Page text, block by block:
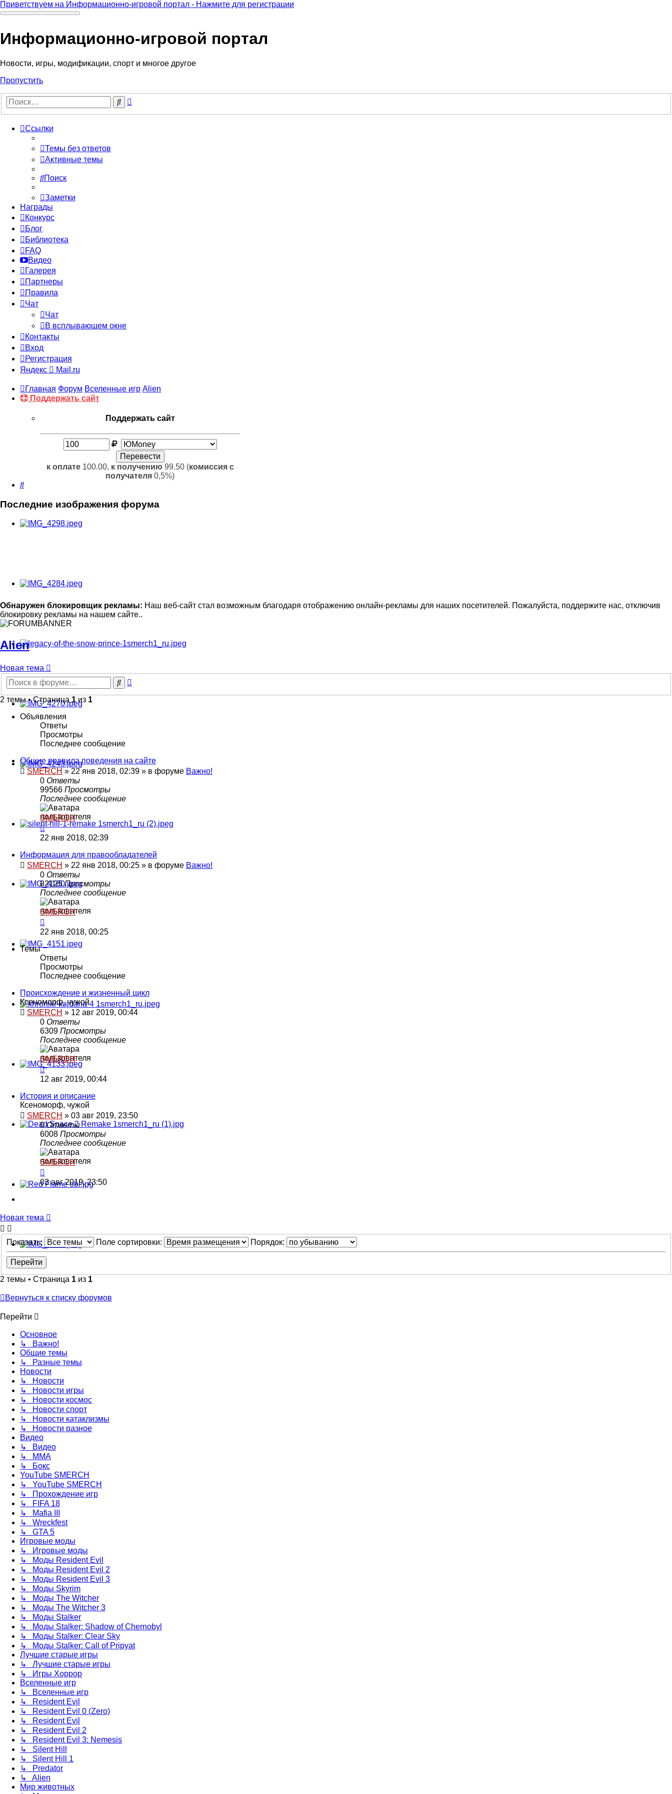
Приветствуем на Информационно-игровой портал - Нажмите для регистрации
Информационно-игровой портал
Новости, игры, модификации, спорт и многое другое
Пропустить
Поиск
Ссылки
Темы без ответов
Активные темы
Поиск
Заметки
Награды
Конкурс
Блог
Библиотека
FAQ
Видео
Галерея
Партнеры
Правила
Чат
Чат
В всплывающем окне
Контакты
Вход
Регистрация
Яндекс
Mail.ru
Главная Форум Вселенные игр Alien
Поддержать сайт
Поддержать сайт
к оплате100.00, к получению 99.50 (комиссия с
получателя 0,5%)
Поиск
Последние изображения форума
Обнаружен блокировщик рекламы: Наш веб-сайт стал возможным благодаря отображению онлайн-рекламы для наших посетителей. Пожалуйста, поддержите нас, отключив
блокировку рекламы на нашем сайте..
Alien
Новая тема
Поиск
2 темы • Страница 1 из 1
Объявления
Ответы
Просмотры
Последнее сообщение
Общие правила поведения на сайте
SMERCH » 22 янв 2018, 02:39 » в форуме Важно!
0 Ответы
99566 Просмотры
Последнее сообщение
SMERCH
22 янв 2018, 02:39
Информация для правообладателей
SMERCH » 22 янв 2018, 00:25 » в форуме Важно!
0 Ответы
82125Просмотры
Последнее сообщение
SMERCH
22 янв 2018, 00:25
Темы
Ответы
Просмотры
Последнее сообщение
Происхождение и жизненный цикл
Ксеноморф, чужой
SMERCH » 12 авг 2019, 00:44
0 Ответы
6309 Просмотры
Последнее сообщение
SMERCH
12 авг 2019, 00:44
История и описание
Ксеноморф, чужой
SMERCH » 03 авг 2019, 23:50
0Ответы
6008 Просмотры
Последнее сообщение
SMERCH
03 авг 2019, 23:50
Новая тема
Показать: Поле сортировки: Порядок:
2 темы • Страница 1 из 1
Вернуться к списку форумов
Перейти
Основное
↳ Важно!
Общие темы
↳ Разные темы
Новости
↳ Новости
↳ Новости игры
↳ Новости космос
↳ Новости спорт
↳ Новости катаклизмы
↳ Новости разное
Видео
↳ Видео
↳ ММА
↳ Бокс
YouTube SMERCH
↳ YouTube SMERCH
↳ Прохождение игр
↳ FIFA 18
↳ Mafia III
↳ Wreckfest
↳ GTA 5
Игровые моды
↳ Игровые моды
↳ Моды Resident Evil
↳ Моды Resident Evil 2
↳ Моды Resident Evil 3
↳ Моды Skyrim
↳ Моды The Witcher
↳ Моды The Witcher 3
↳ Моды Stalker
↳ Моды Stalker: Shadow of Chernobyl
↳ Моды Stalker: Clear Sky
↳ Моды Stalker: Call of Pripyat
Лучшие старые игры
↳ Лучшие старые игры
↳ Игры Хоррор
Вселенные игр
↳ Вселенные игр
↳ Resident Evil
↳ Resident Evil 0 (Zero)
↳ Resident Evil
↳ Resident Evil 2
↳ Resident Evil 3: Nemesis
↳ Silent Hill
↳ Silent Hill 1
↳ Predator
↳ Alien
Мир животных